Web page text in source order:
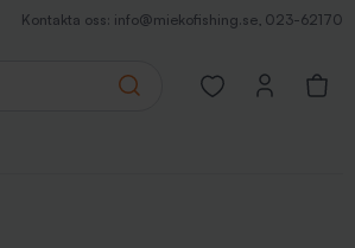
Kontakta oss: info@miekofishing.se, 023-62170
Search
Open favorites